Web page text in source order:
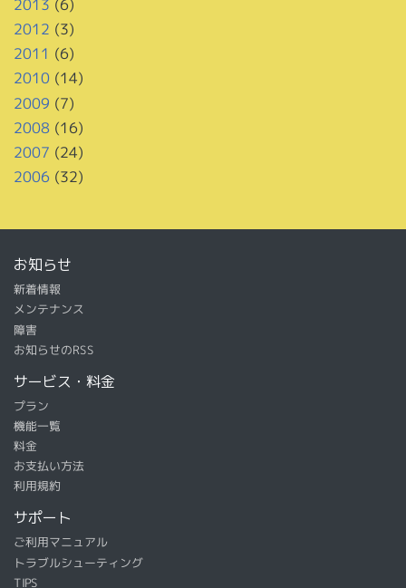
2013 (6)
2012 (3)
2011 (6)
2010(14)
2009 (7)
2008 (16)
2007 (24)
2006 (32)
お知らせ
新着情報
メンテナンス
障害
お知らせのRSS
サービス・料金
プラン
機能一覧
料金
お支払い方法
利用規約
サポート
ご利用マニュアル
トラブルシューティング
TIPS